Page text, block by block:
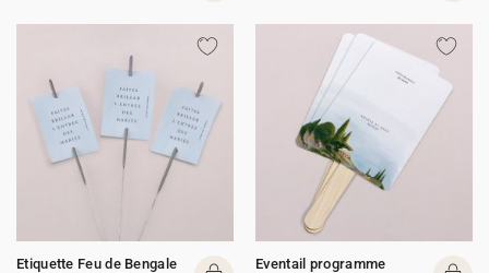
Etiquette Feu de Bengale
Eventail programme